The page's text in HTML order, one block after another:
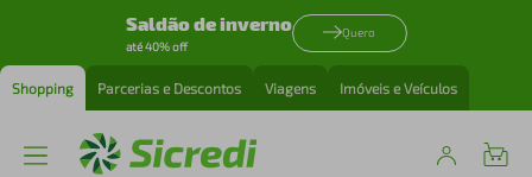
Saldão de inverno
até 40% off
Quero
Shopping Parcerias e Descontos Viagens Imóveis e Veículos